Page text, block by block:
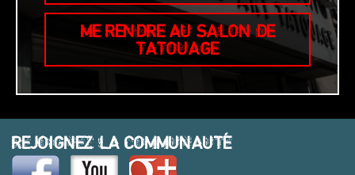
ME RENDRE AU SALON DE
TATOUAGE
REJOIGNEZ LA COMMUNAUTÉ